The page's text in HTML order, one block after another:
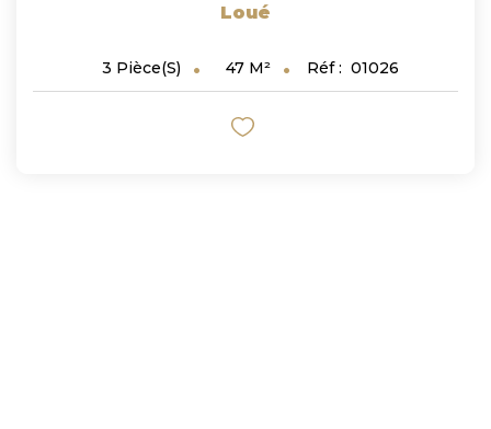
Loué
3 Pièce(s) 47 M² Réf : 01026